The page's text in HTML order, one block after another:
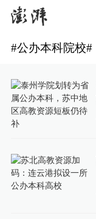
#公办本科院校#